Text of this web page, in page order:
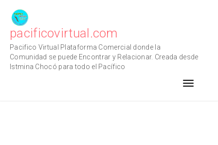
content
pacificovirtual.com
Pacifico Virtual Plataforma Comercial donde la
Comunidad se puede Encontrar y Relacionar. Creada desde
Istmina Chocó para todo el Pacífico
Toggle